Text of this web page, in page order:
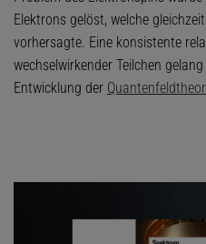
Elektrons gelöst, welche
vorhersagte. Eine konsistente
wechselwirkender Teilchen
Entwicklung der